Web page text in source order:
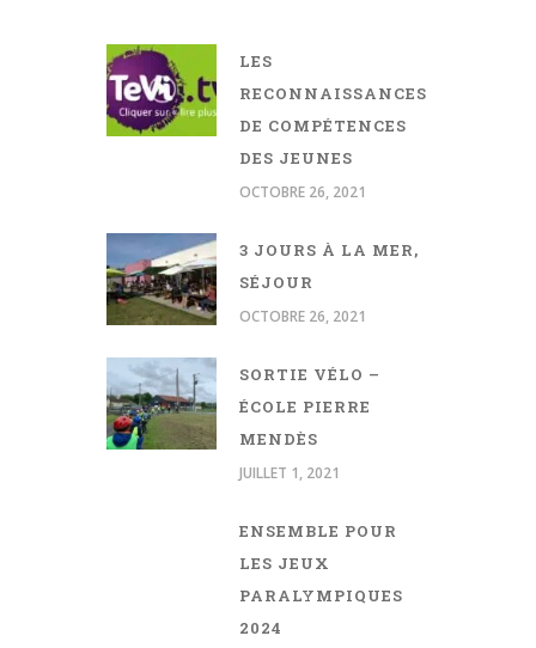
LES
RECONNAISSANCES
DE COMPÉTENCES
DES JEUNES
OCTOBRE 26, 2021
3 JOURS À LA MER,
SÉJOUR
OCTOBRE 26, 2021
SORTIE VÉLO –
ÉCOLE PIERRE
MENDÈS
JUILLET 1, 2021
ENSEMBLE POUR
LES JEUX
PARALYMPIQUES
2024